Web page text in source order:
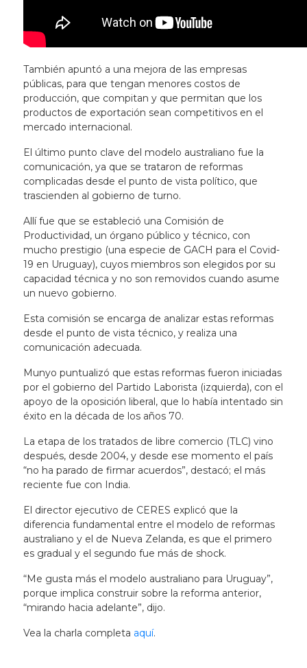
También apuntó a una mejora de las empresas
públicas, para que tengan menores costos de
producción, que compitan y que permitan que los
productos de exportación sean competitivos en el
mercado internacional.
El último punto clave del modelo australiano fue la
comunicación, ya que se trataron de reformas
complicadas desde el punto de vista político, que
trascienden al gobierno de turno.
Allí fue que se estableció una Comisión de
Productividad, un órgano público y técnico, con
mucho prestigio (una especie de GACH para el Covid-
19 en Uruguay), cuyos miembros son elegidos por su
capacidad técnica y no son removidos cuando asume
un nuevo gobierno.
Esta comisión se encarga de analizar estas reformas
desde el punto de vista técnico, y realiza una
comunicación adecuada.
Munyo puntualizó que estas reformas fueron iniciadas
por el gobierno del Partido Laborista (izquierda), con el
apoyo de la oposición liberal, que lo había intentado sin
éxito en la década de los años 70.
La etapa de los tratados de libre comercio (TLC) vino
después, desde 2004, y desde ese momento el país
“no ha parado de firmar acuerdos”, destacó; el más
reciente fue con India.
El director ejecutivo de CERES explicó que la
diferencia fundamental entre el modelo de reformas
australiano y el de Nueva Zelanda, es que el primero
es gradual y el segundo fue más de shock.
“Me gusta más el modelo australiano para Uruguay”,
porque implica construir sobre la reforma anterior,
“mirando hacia adelante”, dijo.
Vea la charla completa aquí.